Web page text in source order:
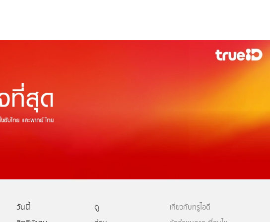
วันนี้
ดู
เกี่ยวกับทรูไอดี